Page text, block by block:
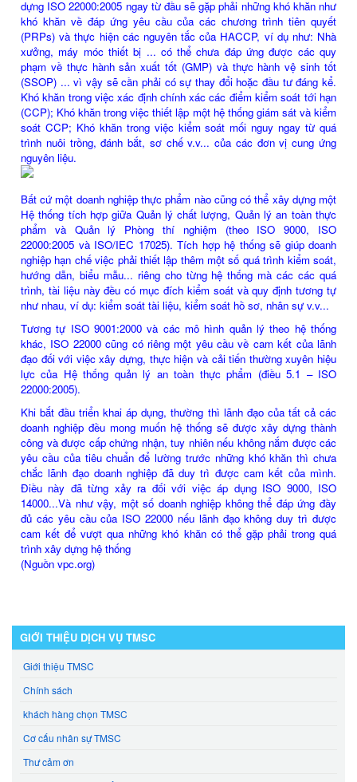
dựng ISO 22000:2005 ngay từ đầu sẽ gặp phải những khó khăn như
khó khăn về đáp ứng yêu cầu của các chương trình tiên quyết
(PRPs) và thực hiện các nguyên tắc của HACCP, ví dụ như: Nhà
xưởng, máy móc thiết bị ... có thể chưa đáp ứng được các quy
phạm về thực hành sản xuất tốt (GMP) và thực hành vệ sinh tốt
(SSOP) ... vì vậy sẽ cần phải có sự thay đổi hoặc đầu tư đáng kể.
Khó khăn trong việc xác định chính xác các điểm kiểm soát tới hạn
(CCP); Khó khăn trong việc thiết lập một hệ thống giám sát và kiểm
soát CCP; Khó khăn trong việc kiểm soát mối nguy ngay từ quá
trình nuôi trồng, đánh bắt, sơ chế v.v... của các đơn vị cung ứng
nguyên liệu.
Bất cứ một doanh nghiệp thực phẩm nào cũng có thể xây dựng một
Hệ thống tích hợp giữa Quản lý chất lượng, Quản lý an toàn thực
phẩm và Quản lý Phòng thí nghiệm (theo ISO 9000, ISO
22000:2005 và ISO/IEC 17025). Tích hợp hệ thống sẽ giúp doanh
nghiệp hạn chế việc phải thiết lập thêm một số quá trình kiểm soát,
hướng dẫn, biểu mẫu... riêng cho từng hệ thống mà các các quá
trình, tài liệu này đều có mục đích kiểm soát và quy định tương tự
như nhau, ví dụ: kiểm soát tài liệu, kiểm soát hồ sơ, nhân sự v.v...
Tương tự ISO 9001:2000 và các mô hình quản lý theo hệ thống
khác, ISO 22000 cũng có riêng một yêu cầu về cam kết của lãnh
đạo đối với việc xây dựng, thực hiện và cải tiến thường xuyên hiệu
lực của Hệ thống quản lý an toàn thực phẩm (điều 5.1 – ISO
22000:2005).
Khi bắt đầu triển khai áp dụng, thường thì lãnh đạo của tất cả các
doanh nghiệp đều mong muốn hệ thống sẽ được xây dựng thành
công và được cấp chứng nhận, tuy nhiên nếu không nắm được các
yêu cầu của tiêu chuẩn để lường trước những khó khăn thì chưa
chắc lãnh đạo doanh nghiệp đã duy trì được cam kết của mình.
Điều này đã từng xảy ra đối với việc áp dụng ISO 9000, ISO
14000...Và như vậy, một số doanh nghiệp không thể đáp ứng đầy
đủ các yêu cầu của ISO 22000 nếu lãnh đạo không duy trì được
cam kết để vượt qua những khó khăn có thể gặp phải trong quá
trình xây dựng hệ thống
(Nguồn vpc.org)
GIỚI THIỆU DỊCH VỤ TMSC
Giới thiệu TMSC
Chính sách
khách hàng chọn TMSC
Cơ cấu nhân sự TMSC
Thư cảm ơn